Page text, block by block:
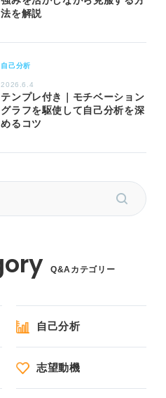
法を解説
自己分析
2026.6.4
テンプレ付き｜モチベーション
グラフを駆使して自己分析を深
めるコツ
Q&Aカテゴリー
自己分析
志望動機